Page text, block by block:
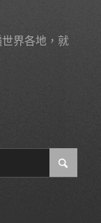
界各地，就